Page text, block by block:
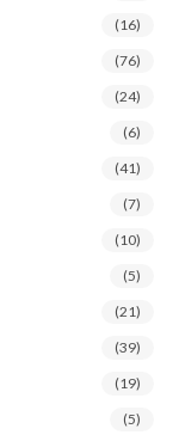
(16)
(76)
(24)
(6)
(41)
(7)
(10)
(5)
(21)
(39)
(19)
(5)